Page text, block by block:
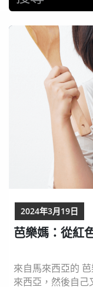
芭樂媽：從紅
來自馬來西亞的
來西亞，然後自己
2024年3月19日